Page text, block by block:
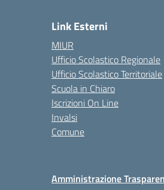
Link Esterni
MIUR
Ufficio Scolastico Regionale
Ufficio Scolastico Territoriale
Scuola in Chiaro
Iscrizioni On Line
Invalsi
Comune
Amministrazione